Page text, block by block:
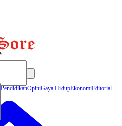
PendidikanOpiniGaya HidupEkonomiEditorial